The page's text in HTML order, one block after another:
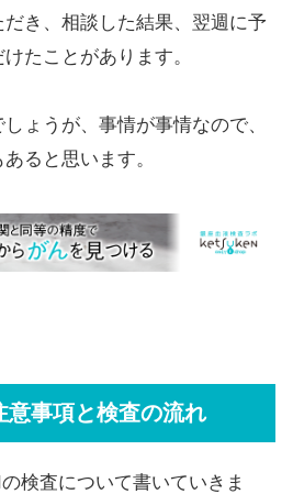
き、相談した結果、翌週に予
たことがあります。
ょうが、事情が事情なので、
ると思います。
意事項と検査の流れ
検査について書いていきま